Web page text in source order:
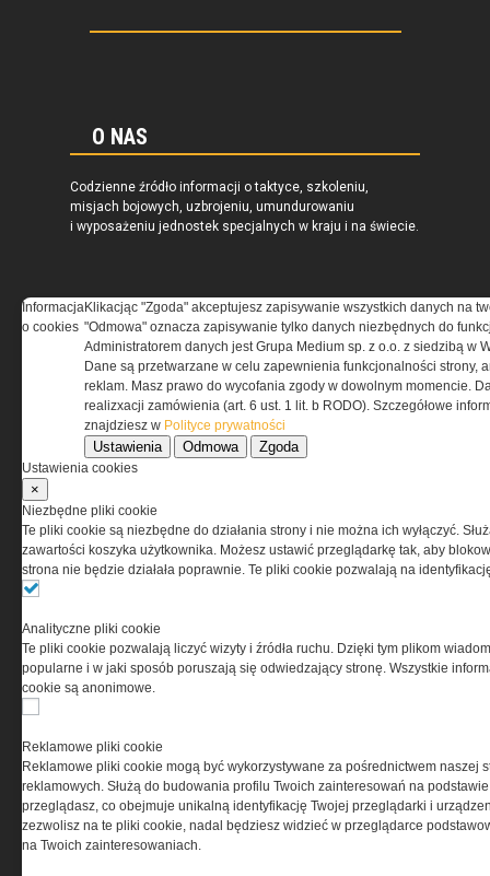
O NAS
Codzienne źródło informacji o taktyce, szkoleniu,
misjach bojowych, uzbrojeniu, umundurowaniu
i wyposażeniu jednostek specjalnych w kraju i na świecie.
REGULAMIN
Regulamin określa zasady korzystania z portalu
www.special-ops.pl
Korzystanie z portalu jest równoznaczne
przez Grupa MEDIUM Spółka z ograniczoną
odpowiedzialnością Spółka komandytowa, nr KRS:
0000537655, NIP 1132860378, REGON 146393437
(zwana dalej Grupa MEDIUM) w postaci Regulaminu.
Ta witryna wykorzystuje pliki cookies do przechowywania
informacji na Twoim komputerze. Pliki cookies stosujemy
w celu świadczenia usług na najwyższym poziomie,
w tym w sposób dostosowany do indywidualnych potrzeb.
Informacja
o cookies
Klikacjąc "Zgoda" akceptujesz zapisywanie wszystkich danych na
"Odmowa" oznacza zapisywanie tylko danych niezbędnych do
Administratorem danych jest Grupa Medium sp. z o.o. z siedzibą w
Dane są przetwarzane w celu zapewnienia funkcjonalności strony,
reklam. Masz prawo do wycofania zgody w dowolnym momencie.
realizxacji zamówienia (art. 6 ust. 1 lit. b RODO). Szczegółowe
znajdziesz w Polityce prywatności
Ustawienia Odmowa Zgoda
Ustawienia cookies
×
Niezbędne pliki cookie
Te pliki cookie są niezbędne do działania strony i nie można ich wyłączyć.
zawartości koszyka użytkownika. Możesz ustawić przeglądarkę tak, aby
strona nie będzie działała poprawnie. Te pliki cookie pozwalają na
Analityczne pliki cookie
Te pliki cookie pozwalają liczyć wizyty i źródła ruchu. Dzięki tym plikom
popularne i w jaki sposób poruszają się odwiedzający stronę. Wszystkie
cookie są anonimowe.
Reklamowe pliki cookie
Reklamowe pliki cookie mogą być wykorzystywane za pośrednictwem naszej
reklamowych. Służą do budowania profilu Twoich zainteresowań na
przeglądasz, co obejmuje unikalną identyfikację Twojej przeglądarki i
zezwolisz na te pliki cookie, nadal będziesz widzieć w przeglądarce
na Twoich zainteresowaniach.